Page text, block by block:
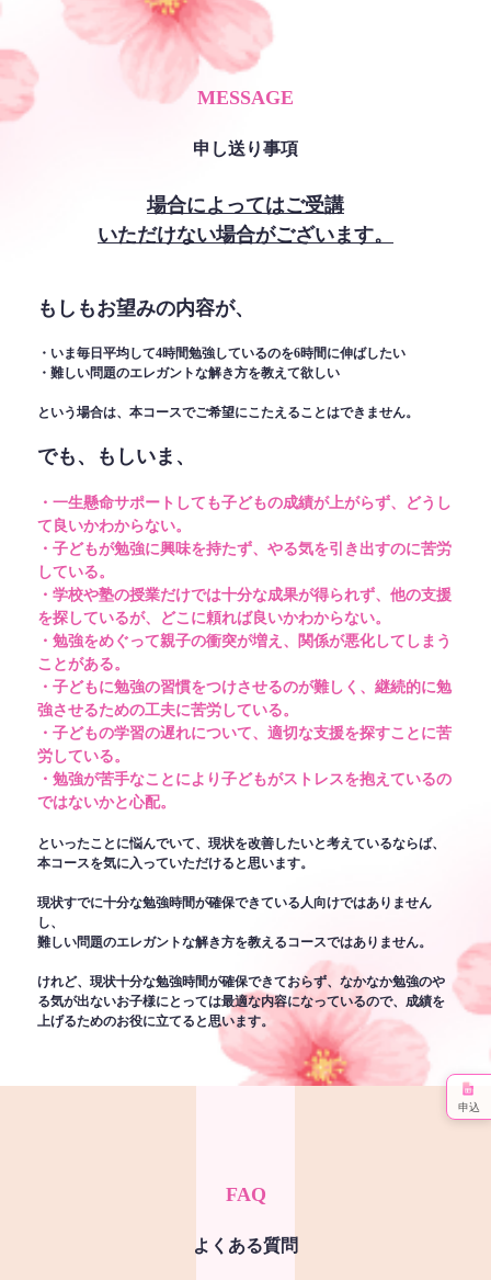
MESSAGE
申し送り事項
場合によってはご受講
いただけない場合がございます。
もしもお望みの内容が、
・いま毎日平均して4時間勉強しているのを6時間に伸ばしたい
・難しい問題のエレガントな解き方を教えて欲しい
という場合は、本コースでご希望にこたえることはできません。
でも、もしいま、
・一生懸命サポートしても子どもの成績が上がらず、どうし
て良いかわからない。
・子どもが勉強に興味を持たず、やる気を引き出すのに苦労
している。
・学校や塾の授業だけでは十分な成果が得られず、他の支援
を探しているが、どこに頼れば良いかわからない。
・勉強をめぐって親子の衝突が増え、関係が悪化してしまう
ことがある。
・子どもに勉強の習慣をつけさせるのが難しく、継続的に勉
強させるための工夫に苦労している。
・子どもの学習の遅れについて、適切な支援を探すことに苦
労している。
・勉強が苦手なことにより子どもがストレスを抱えているの
ではないかと心配。
といったことに悩んでいて、現状を改善したいと考えているならば、
本コースを気に入っていただけると思います。
現状すでに十分な勉強時間が確保できている人向けではありません
し、
難しい問題のエレガントな解き方を教えるコースではありません。
けれど、現状十分な勉強時間が確保できておらず、なかなか勉強のや
る気が出ないお子様にとっては最適な内容になっているので、成績を
上げるためのお役に立てると思います。
FAQ
よくある質問
申込